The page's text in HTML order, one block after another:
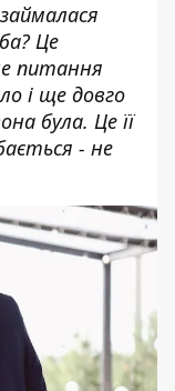
Це
питання
і ще довго
була. Це її
- не